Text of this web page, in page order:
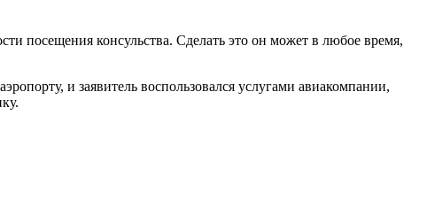
посещения консульства. Сделать это он может в любое время,
и заявитель воспользовался услугами авиакомпании,